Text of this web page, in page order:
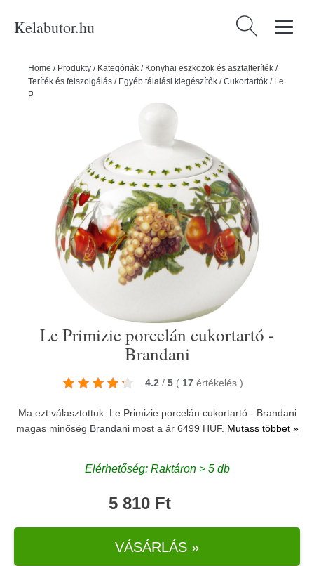
Kelabutor.hu Keresés:
Home / Produkty / Kategóriák / Konyhai eszközök és asztalteríték /
Teríték és felszolgálás / Egyéb tálalási kiegészítők /Cukortartók / Le
Primizie porcelán cukortartó - Brandani
Le Primizie porcelán cukortartó -
Brandani
4.2 / 5 ( 17 értékelés )
Ma ezt választottuk: Le Primizie porcelán cukortartó - Brandani
magas minőség Brandanimost a ár 6499 HUF. Mutass többet »
Elérhetőség: Raktáron > 5 db
5 810 Ft
VÁSÁRLÁS »